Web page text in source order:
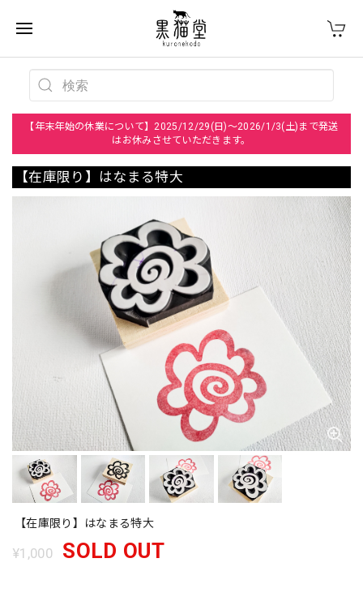
【年末年始の休業について】2025/12/29(日)～2026/1/3(土)まで発送
はお休みさせていただきます。
【在庫限り】はなまる特大
【在庫限り】はなまる特大
¥1,000 SOLD OUT